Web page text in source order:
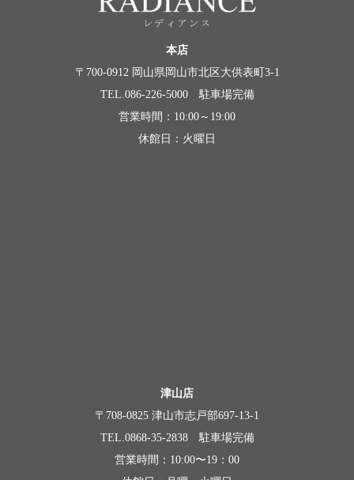
本店
〒700-0912 岡山県岡山市北区大供表町3-1
TEL.086-226-5000 駐車場完備
営業時間：10:00～19:00
休館日：火曜日
津山店
〒708-0825 津山市志戸部697-13-1
TEL.0868-35-2838 駐車場完備
営業時間：10:00〜19：00